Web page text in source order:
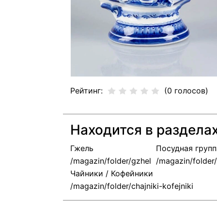
Рейтинг: (0 голосов)
Находится в
Гжель Посудная
Чайники / Кофейники